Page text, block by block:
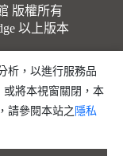
版權所有
以上版本
析，以進行服務品
將本視窗關閉，本
請參閱本站之 隱私